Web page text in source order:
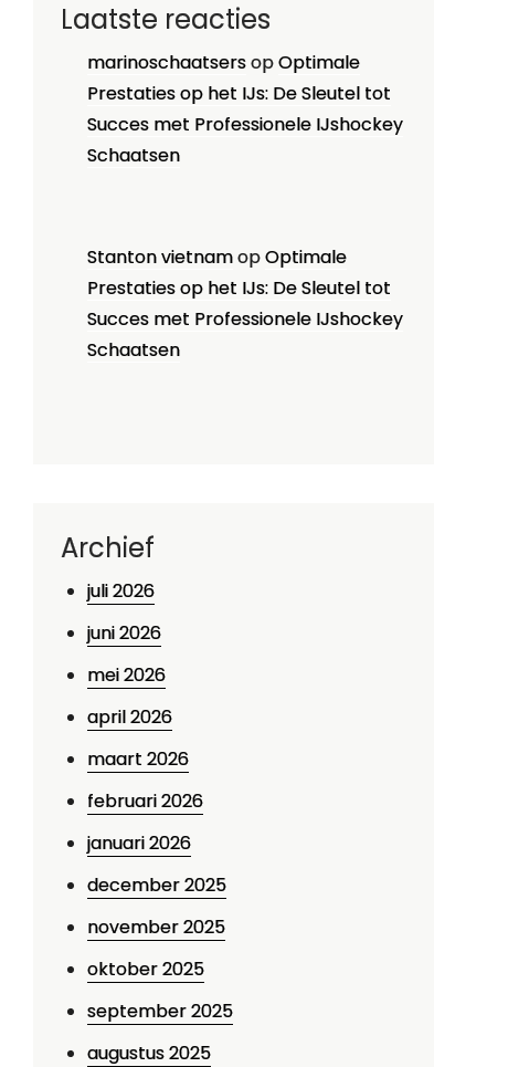
Laatste reacties
marinoschaatsersopOptimale
Prestaties op het IJs: De Sleutel tot
Succes met Professionele IJshockey
Schaatsen
Stanton vietnamopOptimale
Prestaties op het IJs: De Sleutel tot
Succes met Professionele IJshockey
Schaatsen
Archief
juli 2026
juni 2026
mei 2026
april 2026
maart 2026
februari 2026
januari 2026
december 2025
november 2025
oktober 2025
september 2025
augustus 2025